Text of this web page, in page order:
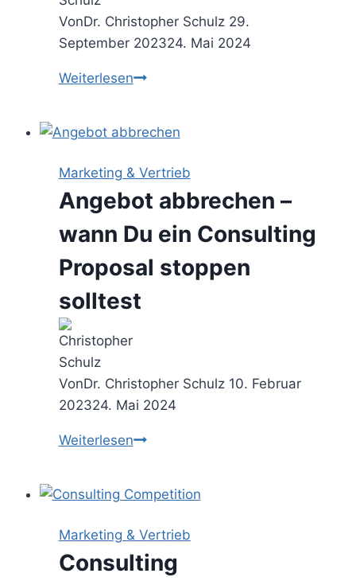
VonDr. Christopher Schulz 29.
September 202324. Mai 2024
WeiterlesenAusschreibung
wann
Du
Call
for
absagen
solltest
Marketing & Vertrieb
Angebot abbrechen –
wann Du ein Consulting
Proposal stoppen
solltest
VonDr. Christopher Schulz 10. Februar
202324. Mai 2024
WeiterlesenAngebot
wann
Du
Consulting
Marketing & Vertrieb
Consulting